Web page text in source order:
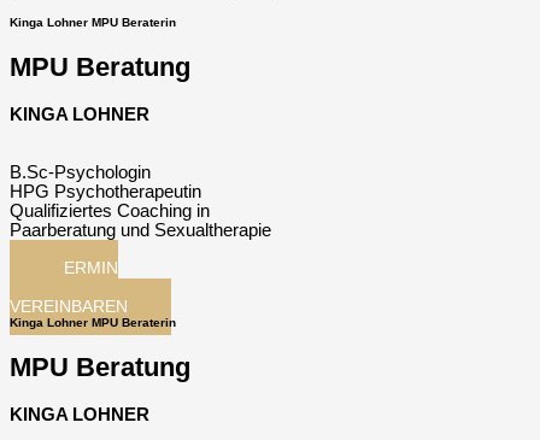
Kinga Lohner MPU Beraterin
MPU Beratung
KINGA LOHNER
B.Sc-Psychologin
HPG Psychotherapeutin
Qualifiziertes Coaching in
Paarberatung und Sexualtherapie
TERMIN
VEREINBAREN
Kinga Lohner MPU Beraterin
MPU Beratung
KINGA LOHNER